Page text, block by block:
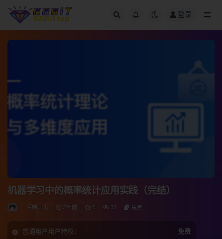
登录
机器学习中的概率统计应用实践（完结）
后端开发 3年前 0 32 免费
普通用户用户特权： 免费